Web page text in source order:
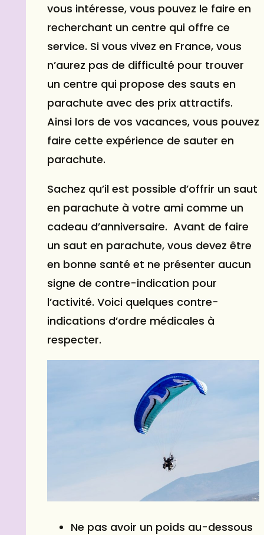
vous intéresse, vous pouvez le faire en
recherchant un centre qui offre ce
service. Si vous vivez en France, vous
n’aurez pas de difficulté pour trouver
un centre qui propose des sauts en
parachute avec des prix attractifs.
Ainsi lors de vos vacances, vous pouvez
faire cette expérience de sauter en
parachute.
Sachez qu’il est possible d’offrir un saut
en parachute à votre ami comme un
cadeau d’anniversaire. Avant de faire
un saut en parachute, vous devez être
en bonne santé et ne présenter aucun
signe de contre-indication pour
l’activité. Voici quelques contre-
indications d’ordre médicales à
respecter.
Ne pas avoir un poids au-dessous